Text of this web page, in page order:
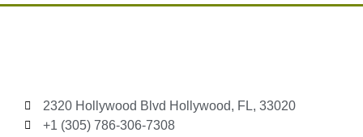
2320 Hollywood Blvd Hollywood, FL, 33020
+1 (305) 786-306-7308